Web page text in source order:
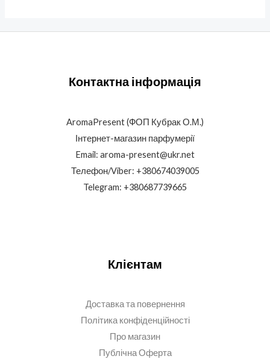
Контактна інформація
AromaPresent (ФОП Кубрак О.М.)
Інтернет-магазин парфумерії
Email: aroma-present@ukr.net
Телефон/Viber: +380674039005
Telegram: +380687739665
Клієнтам
Доставка та повернення
Політика конфіденційності
Про магазин
Публічна Оферта